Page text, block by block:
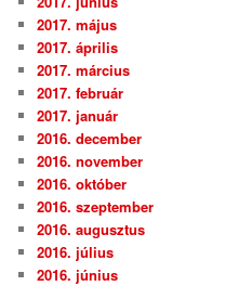
2017. május
2017. április
2017. március
2017. február
2017. január
2016. december
2016. november
2016. október
2016. szeptember
2016. augusztus
2016. július
2016. június